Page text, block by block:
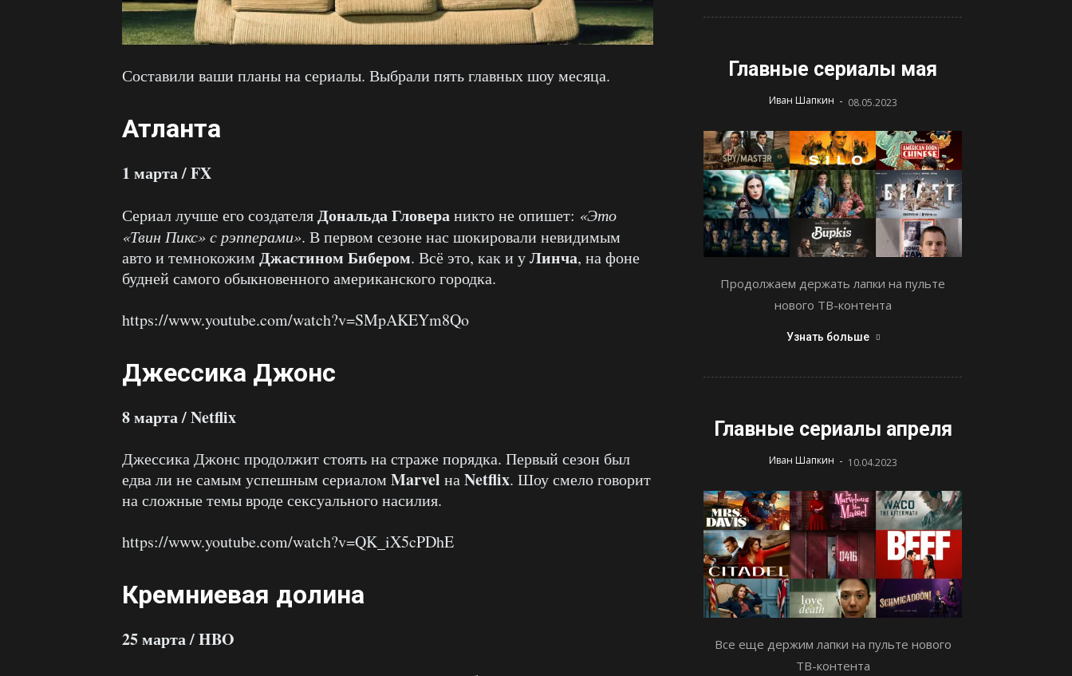
Составили ваши планы на сериалы. Выбрали пять главных шоу месяца.
Атланта
1 марта / FX
Сериал лучше его создателяДональда Гловераникто не опишет: «Это
«Твин Пикс» с рэпперами». В первом сезоне нас шокировали невидимым
авто и темнокожим Джастином Бибером. Всё это, как и уЛинча, на фоне
будней самого обыкновенного американского городка.
https://www.youtube.com/watch?v=SMpAKEYm8Qo
Джессика Джонс
8 марта / Netflix
Джессика Джонс продолжит стоять на страже порядка. Первый сезон был
едва ли не самым успешным сериалом Marvel наNetflix. Шоу смело говорит
на сложные темы вроде сексуального насилия.
https://www.youtube.com/watch?v=QK_iX5cPDhE
Кремниевая долина
25 марта / HBO
Главные сериалы мая
Иван Шапкин - 08.05.2023
Продолжаем держать лапки на пульте
нового ТВ-контента
Узнать больше
Главные сериалы апреля
Иван Шапкин - 10.04.2023
Все еще держим лапки на пульте нового
ТВ-контента